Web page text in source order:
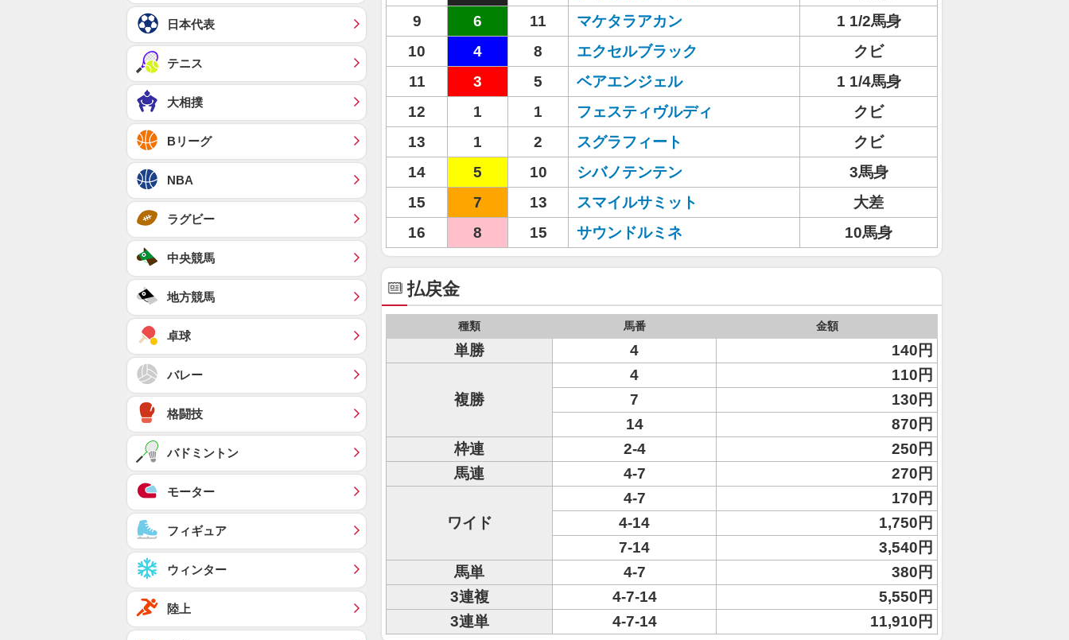
9
6 11 マケタラアカン
1 1/2馬身
10
4 8 エクセルブラック
クビ
11
3 5 ベアエンジェル
1 1/4馬身
12
1 1 フェスティヴルディ
クビ
13
1 2 スグラフィート
クビ
14
5 10 シバノテンテン
3馬身
15
7 13 スマイルサミット
大差
16
8 15 サウンドルミネ 10馬身
払戻金
種類 馬番 金額
単勝 4 140円
複勝
4
110円
7
130円
14
870円
枠連
2-4
250円
馬連
4-7 270円
ワイド
4-7
170円
4-14
1,750円
7-14
3,540円
馬単
4-7
380円
3連複
4-7-14
5,550円
3連単
4-7-14 11,910円
日本代表
テニス
大相撲
Bリーグ
NBA
ラグビー
中央競馬
地方競馬
卓球
バレー
格闘技
バドミントン
モーター
フィギュア
ウィンター
陸上